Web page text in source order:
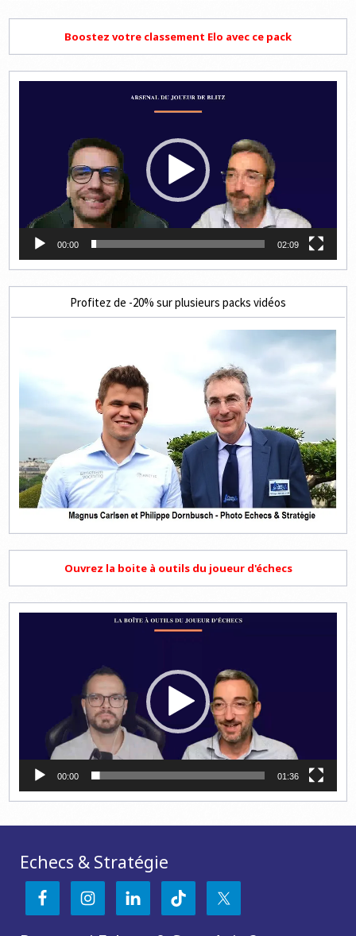
Boostez votre classement Elo avec ce pack
00:00 02:09
Profitez de -20% sur plusieurs packs vidéos
Ouvrez la boite à outils du joueur d'échecs
00:00 01:36
Echecs & Stratégie